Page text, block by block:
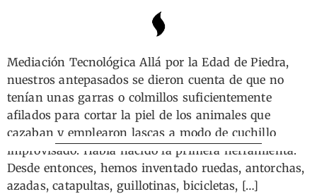
Mediación Tecnológica
Mediación Tecnológica Allá por la Edad de Piedra,
nuestros antepasados se dieron cuenta de que no
tenían unas garras o colmillos suficientemente
afilados para cortar la piel de los animales que
cazaban y emplearon lascas a modo de cuchillo
improvisado. Había nacido la primera herramienta.
Desde entonces, hemos inventado ruedas, antorchas,
azadas, catapultas, guillotinas, bicicletas, […]